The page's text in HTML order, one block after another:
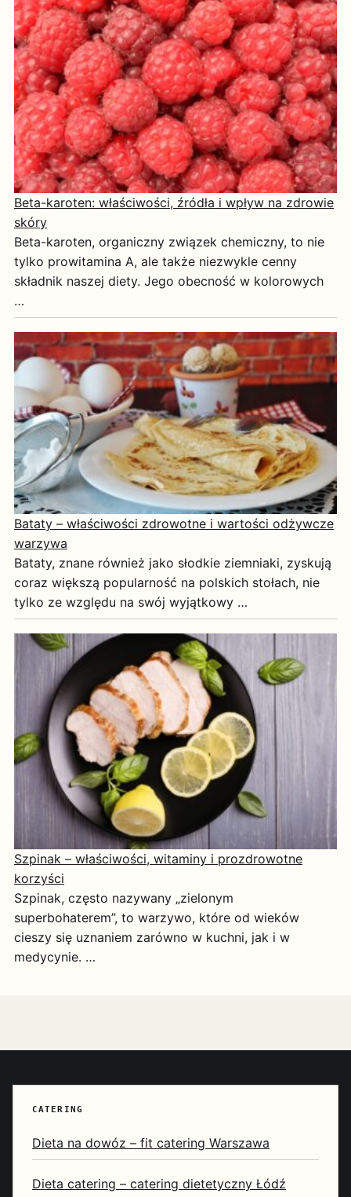
Beta-karoten: właściwości, źródła i wpływ na zdrowie
skóry
Beta-karoten, organiczny związek chemiczny, to nie
tylko prowitamina A, ale także niezwykle cenny
składnik naszej diety. Jego obecność w kolorowych
…
Bataty – właściwości zdrowotne i wartości odżywcze
warzywa
Bataty, znane również jako słodkie ziemniaki, zyskują
coraz większą popularność na polskich stołach, nie
tylko ze względu na swój wyjątkowy …
Szpinak – właściwości, witaminy i prozdrowotne
korzyści
Szpinak, często nazywany „zielonym
superbohaterem”, to warzywo, które od wieków
cieszy się uznaniem zarówno w kuchni, jak i w
medycynie. …
CATERING
Dieta na dowóz – fit catering Warszawa
Dieta catering – catering dietetyczny Łódź